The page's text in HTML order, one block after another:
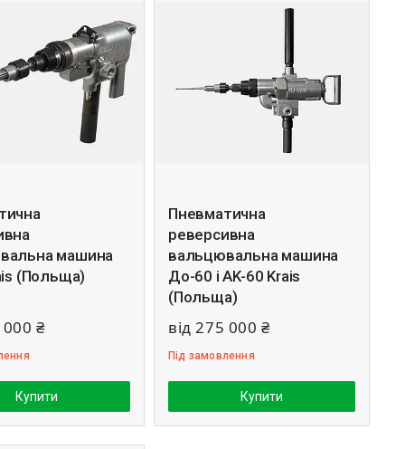
машина
(Польща)
000 ₴
Купити
Пневматична
реверсивна
вальцювальна машина
До-60 і AK-60 Krais
(Польща)
від 275 000 ₴
Під замовлення
Купити